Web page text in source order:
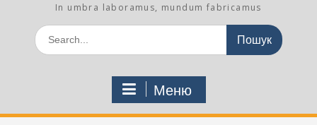
In umbra laboramus, mundum fabricamus
Шукати:
Меню